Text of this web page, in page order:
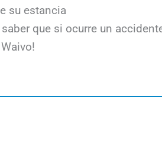
su estancia
que si ocurre un